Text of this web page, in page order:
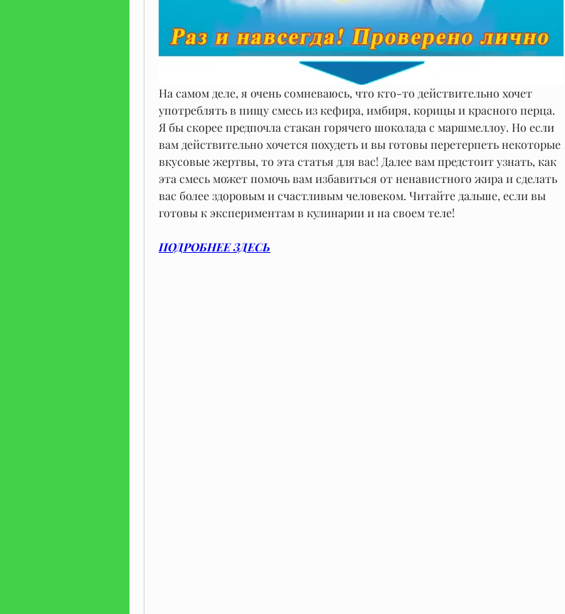
На самом деле, я очень сомневаюсь, что кто-то действительно хочет
употреблять в пищу смесь из кефира, имбиря, корицы и красного перца.
Я бы скорее предпочла стакан горячего шоколада с маршмеллоу. Но если
вам действительно хочется похудеть и вы готовы перетерпеть некоторые
вкусовые жертвы, то эта статья для вас! Далее вам предстоит узнать, как
эта смесь может помочь вам избавиться от ненавистного жира и сделать
вас более здоровым и счастливым человеком. Читайте дальше, если вы
готовы к экспериментам в кулинарии и на своем теле!
ПОДРОБНЕЕ ЗДЕСЬ